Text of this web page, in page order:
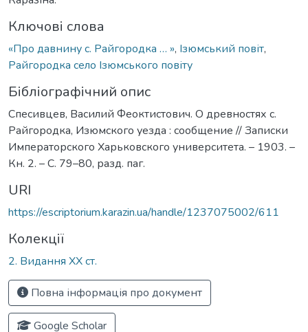
Ключові слова
«Про давнину с. Райгородка … », Ізюмський повіт,
Райгородка село Ізюмського повіту
Бібліографічний опис
Спесивцев, Василий Феоктистович. О древностях с.
Райгородка, Изюмского уезда : сообщение // Записки
Императорского Харьковского университета. – 1903. –
Кн. 2. – С. 79–80, разд. паг.
URI
https://escriptorium.karazin.ua/handle/1237075002/611
Колекції
2. Видання ХХ ст.
Повна інформація про документ
Google Scholar